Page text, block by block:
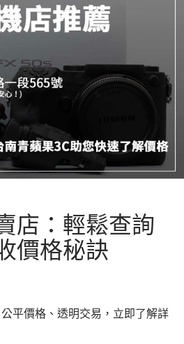
店：輕鬆查詢
價格秘訣
平價格、透明交易，立即了解詳